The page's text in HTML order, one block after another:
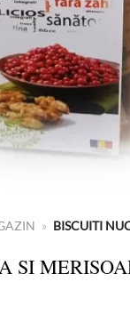
» BISCUITI
SI